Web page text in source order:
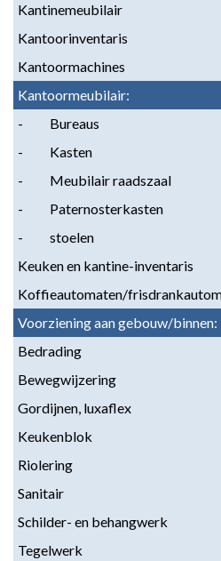
Kantinemeubilair
Kantoorinventaris
Kantoormachines
Kantoormeubilair:
-          Bureaus
-          Kasten
-          Meubilair raadszaal
-          Paternosterkasten
-          stoelen
Keuken en kantine-inventaris
Koffieautomaten/
Voorziening aan gebouw/binnen:
Bedrading
Bewegwijzering
Gordijnen, luxaflex
Keukenblok
Riolering
Sanitair
Schilder- en behangwerk
Tegelwerk